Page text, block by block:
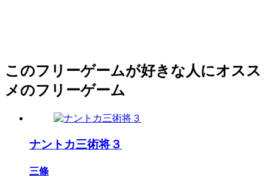
このフリーゲームが好きな人にオスス
メのフリーゲーム
ナントカ三術将３
三條